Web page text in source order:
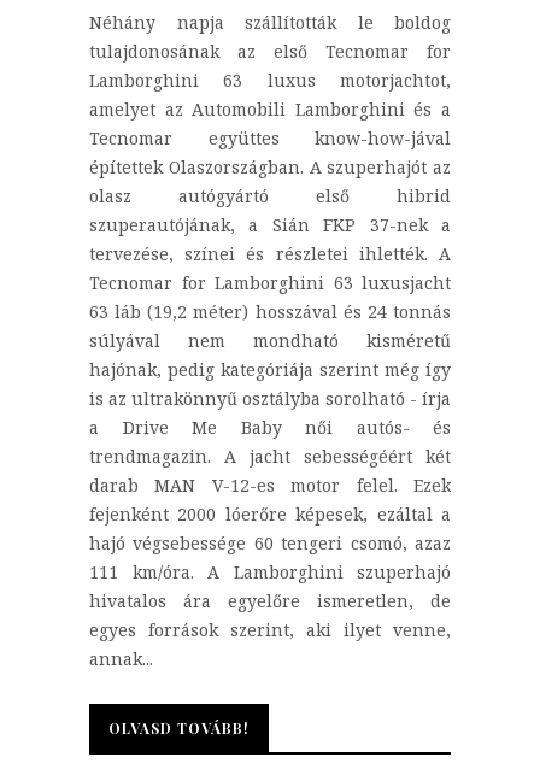
Néhány napja szállították le boldog
tulajdonosának az első Tecnomar for
Lamborghini 63 luxus motorjachtot,
amelyet az Automobili Lamborghini és a
Tecnomar együttes know-how-jával
építettek Olaszországban. A szuperhajót az
olasz autógyártó első hibrid
szuperautójának, a Sián FKP 37-nek a
tervezése, színei és részletei ihlették. A
Tecnomar for Lamborghini 63 luxusjacht
63 láb (19,2 méter) hosszával és 24 tonnás
súlyával nem mondható kisméretű
hajónak, pedig kategóriája szerint még így
is az ultrakönnyű osztályba sorolható - írja
a Drive Me Baby női autós- és
trendmagazin. A jacht sebességéért két
darab MAN V-12-es motor felel. Ezek
fejenként 2000 lóerőre képesek, ezáltal a
hajó végsebessége 60 tengeri csomó, azaz
111 km/óra. A Lamborghini szuperhajó
hivatalos ára egyelőre ismeretlen, de
egyes források szerint, aki ilyet venne,
annak...
OLVASD TOVÁBB!
OLVASD TOVÁBB!